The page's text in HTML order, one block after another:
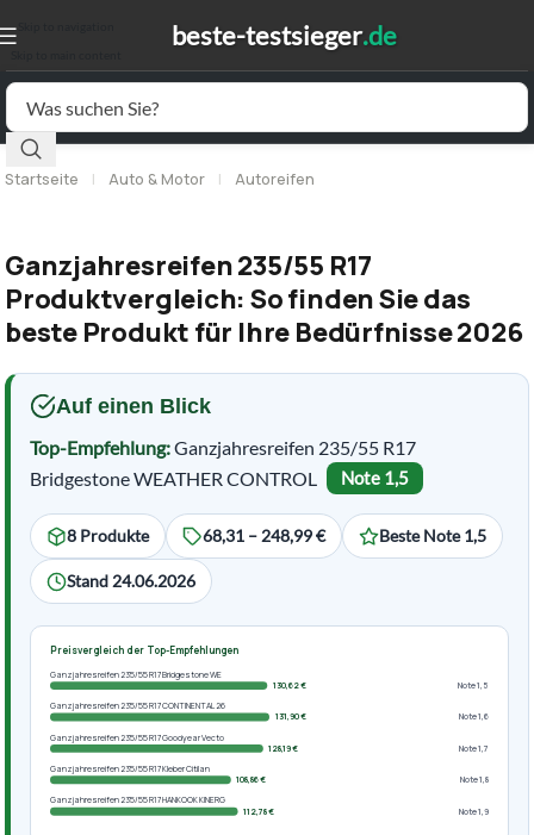
Startseite | Auto & Motor | Autoreifen
Ganzjahresreifen 235/55 R17
Produktvergleich: So finden Sie das
beste Produkt für Ihre Bedürfnisse 2026
Auf einen Blick
Top-Empfehlung:Ganzjahresreifen 235/55 R17
Bridgestone WEATHER CONTROL
Note 1,5
8 Produkte 68,31 – 248,99 € Beste Note 1,5
Stand 24.06.2026
Preisvergleich der Top-Empfehlungen
Ganzjahresreifen 235/55 R17 Bridgestone WE
130,62 €
Note 1,5
Ganzjahresreifen 235/55 R17 CONTINENTAL 26
131,90 €
Note 1,6
Ganzjahresreifen 235/55 R17 Goodyear Vecto
128,19 €
Note 1,7
Ganzjahresreifen 235/55 R17 Kleber Citilan
108,86 €
Note 1,8
Ganzjahresreifen 235/55 R17 HANKOOK KINERG
112,78 €
Note 1,9